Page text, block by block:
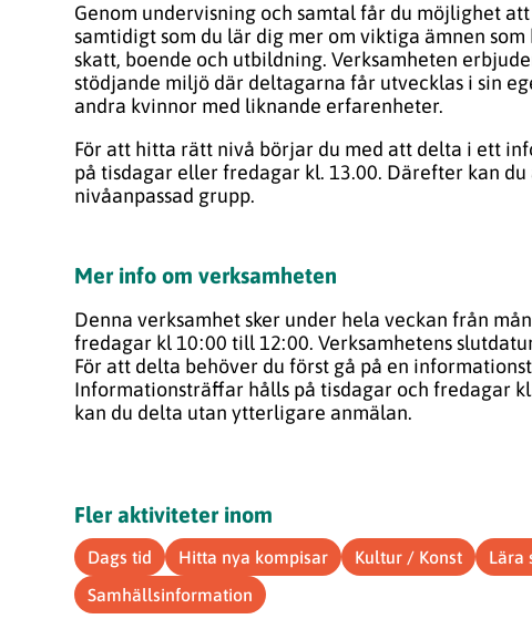
Genom undervisning och samtal får du möjlighet
samtidigt som du lär dig mer om viktiga ämnen som
skatt, boende och utbildning. Verksamheten
stödjande miljö där deltagarna får utvecklas i sin
andra kvinnor med liknande erfarenheter.
För att hitta rätt nivå börjar du med att delta i ett
på tisdagar eller fredagar kl. 13.00. Därefter kan
nivåanpassad grupp.
Mer info om verksamheten
Denna verksamhet sker under hela veckan från
fredagar kl 10:00 till 12:00. Verksamhetens
För att delta behöver du först gå på en
Informationsträffar hålls på tisdagar och fredagar
kan du delta utan ytterligare anmälan.
Fler aktiviteter inom
Dags tid Hitta nya kompisar Kultur / Konst
Lära
Samhällsinformation